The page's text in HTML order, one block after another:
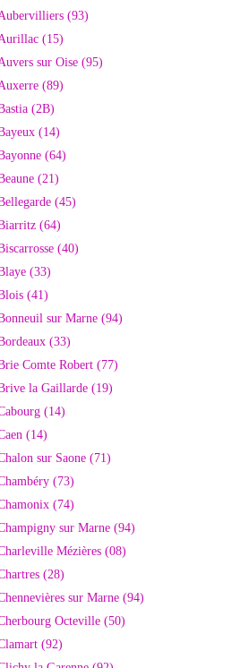
(93)
(15)
sur Oise (95)
(89)
(2B)
(14)
(64)
(21)
(45)
(64)
(40)
(33)
(41)
sur Marne (94)
(33)
Comte Robert (77)
la Gaillarde (19)
(14)
(14)
sur Saone (71)
(73)
(74)
sur Marne (94)
Mézières (08)
(28)
sur Marne (94)
Octeville (50)
(92)